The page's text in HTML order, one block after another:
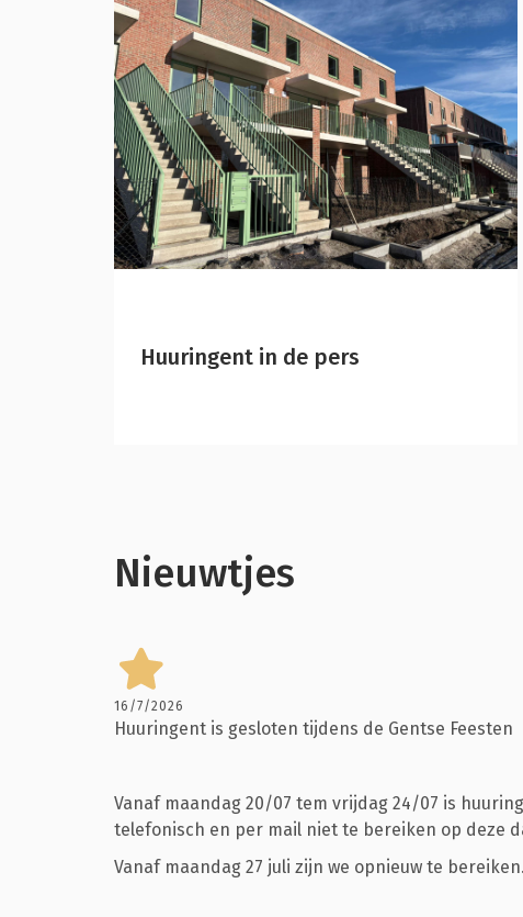
Huuringent in de pers
Nieuwtjes
16/7/2026
Huuringent is gesloten tijdens de Gentse Feesten
Vanaf maandag 20/07 tem vrijdag 24/07 is
telefonisch en per mail niet te bereiken op deze
Vanaf maandag 27 juli zijn we opnieuw te bereiken.